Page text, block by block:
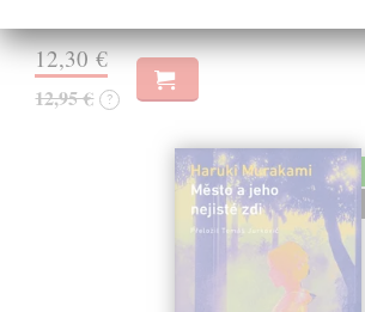
12,30 €
12,95 € ?